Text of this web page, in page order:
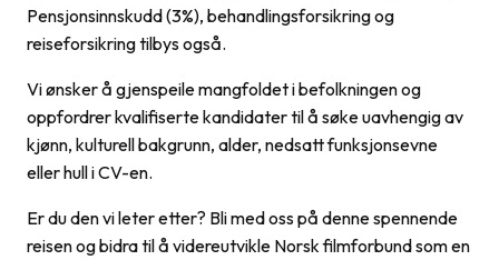
Pensjonsinnskudd (3%), behandlingsforsikring og
reiseforsikring tilbys også.
Vi ønsker å gjenspeile mangfoldet i befolkningen og
oppfordrer kvalifiserte kandidater til å søke uavhengig av
kjønn, kulturell bakgrunn, alder, nedsatt funksjonsevne
eller hull i CV-en.
Er du den vi leter etter? Bli med oss på denne spennende
reisen og bidra til å videreutvikle Norsk filmforbund som en